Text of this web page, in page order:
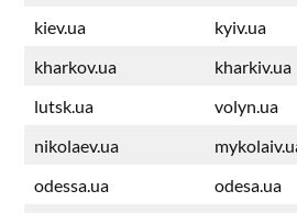
kiev.ua
kyiv.ua
kharkov.ua
kharkiv.ua
lutsk.ua
volyn.ua
nikolaev.ua
odessa.ua
odesa.ua